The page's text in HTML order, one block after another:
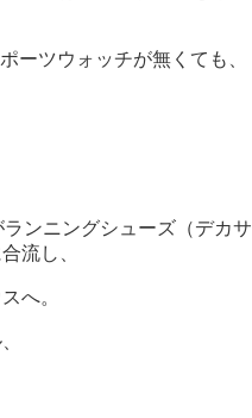
ーツウォッチが無くても、
ンニングシューズ（デカサ
流し、
へ。